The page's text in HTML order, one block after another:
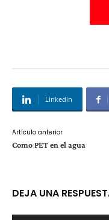
Linkedin
Artículo anterior
Como PET en el agua
DEJA UNA